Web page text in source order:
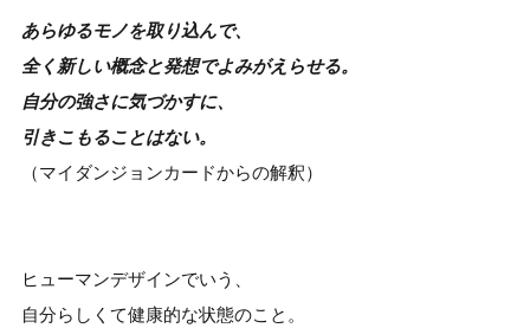
あらゆるモノを取り込んで、
全く新しい概念と発想でよみがえらせる。
自分の強さに気づかすに、
引きこもることはない。
（マイダンジョンカードからの解釈）
ヒューマンデザインでいう、
自分らしくて健康的な状態のこと。